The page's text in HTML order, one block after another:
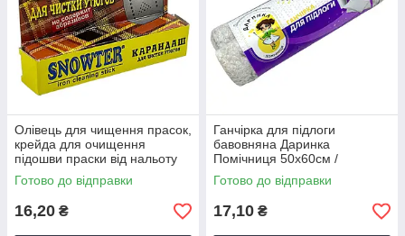
Олівець для чищення прасок,
крейда для очищення
підошви праски від нальоту
Snowter 30г (у коробці)
Готово до відправки
16,20 ₴
Ганчірка для підлоги
бавовняна Даринка
Помічниця 50х60см /
Серветка для прибирання
побутова
Готово до відправки
17,10 ₴